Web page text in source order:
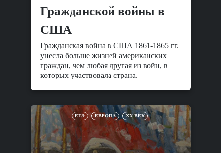
Гражданской войны в
США
Гражданская война в США 1861-1865 гг.
унесла больше жизней американских
граждан, чем любая другая из войн, в
которых участвовала страна.
ЕГЭ ЕВРОПА XX ВЕК